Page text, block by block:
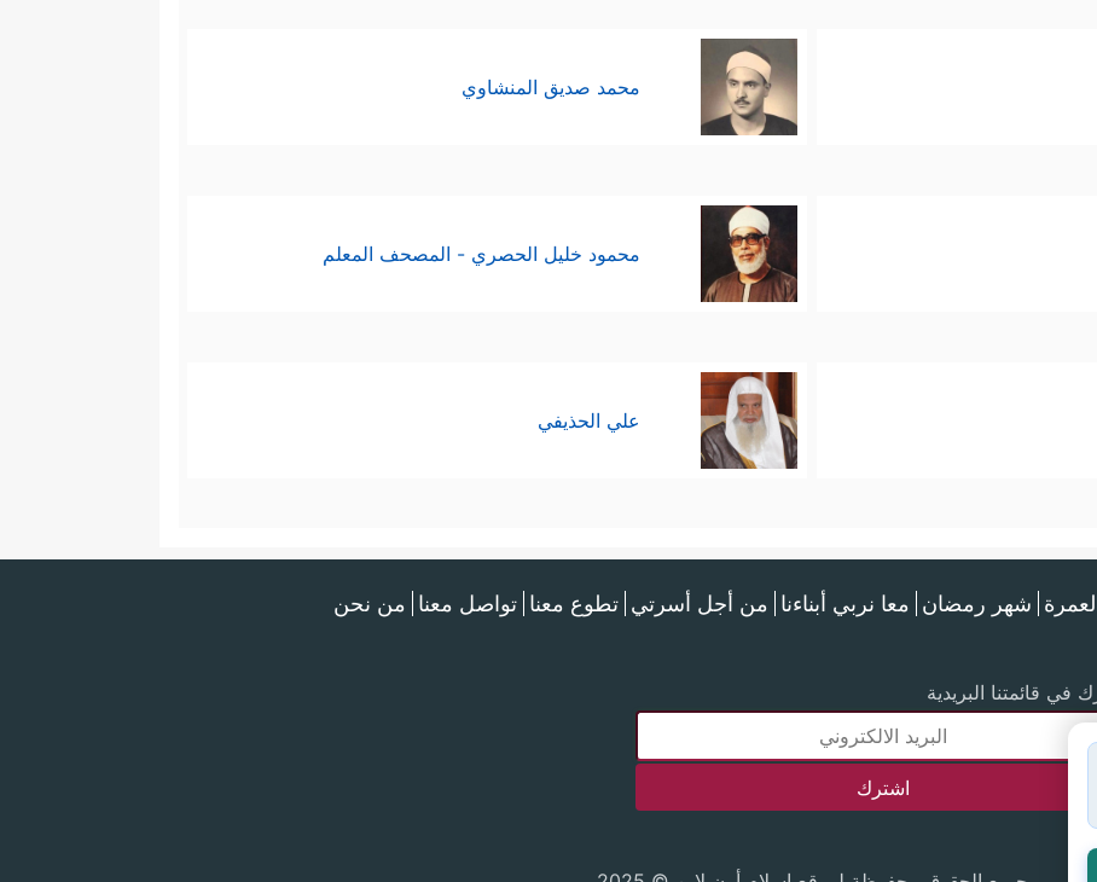
محمد صديق المنشاوي
محمود خليل الحصري - المصحف المعلم
علي الحذيفي
شهر رمضان معا نربي أبناءنا من أجل أسرتي تطوع معنا تواصل معنا من نحن
في قائمتنا البريدية